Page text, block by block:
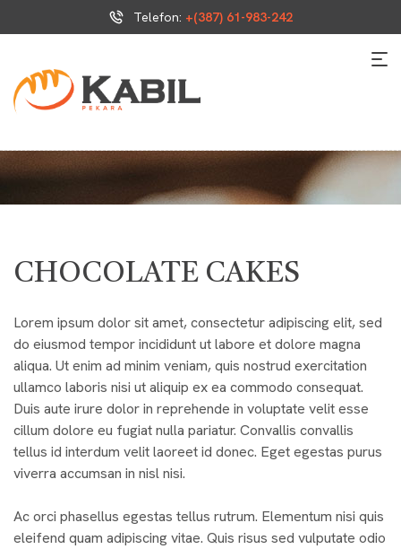
Telefon: +(387) 61-983-242
CHOCOLATE CAKES
Lorem ipsum dolor sit amet, consectetur adipiscing elit, sed
do eiusmod tempor incididunt ut labore et dolore magna
aliqua. Ut enim ad minim veniam, quis nostrud exercitation
ullamco laboris nisi ut aliquip ex ea commodo consequat.
Duis aute irure dolor in reprehende in voluptate velit esse
cillum dolore eu fugiat nulla pariatur. Convallis convallis
tellus id interdum velit laoreet id donec. Eget egestas purus
viverra accumsan in nisl nisi.
Ac orci phasellus egestas tellus rutrum. Elementum nisi quis
eleifend quam adipiscing vitae. Quis risus sed vulputate odio